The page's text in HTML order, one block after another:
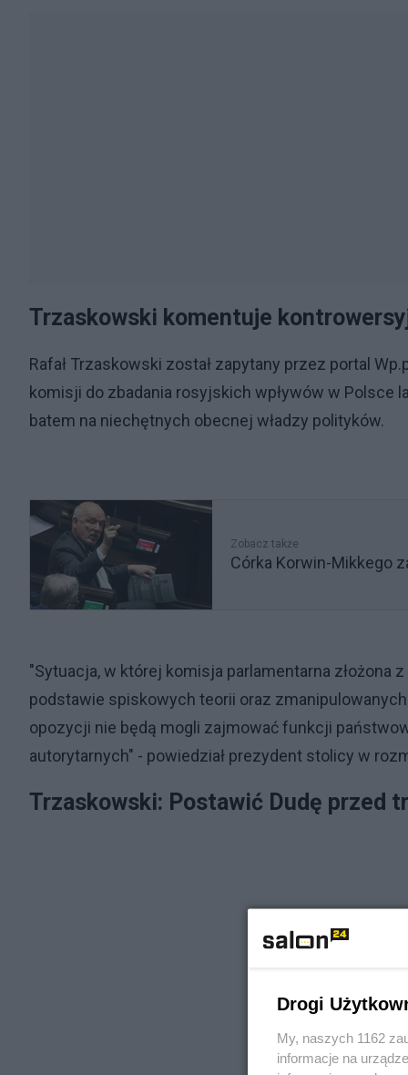
Trzaskowski komentuje
Rafał Trzaskowski został zapytany przez portal
komisji do zbadania rosyjskich wpływów w Polsce
batem na niechętnych obecnej władzy polityków.
Zobacz także
Córka Korwin-Mikkego
"Sytuacja, w której komisja parlamentarna złożona
podstawie spiskowych teorii oraz
opozycji nie będą mogli zajmować funkcji
autorytarnych" - powiedział prezydent stolicy w
Trzaskowski: Postawić Dudę przed
Drogi
My, naszych 1162
informacje na